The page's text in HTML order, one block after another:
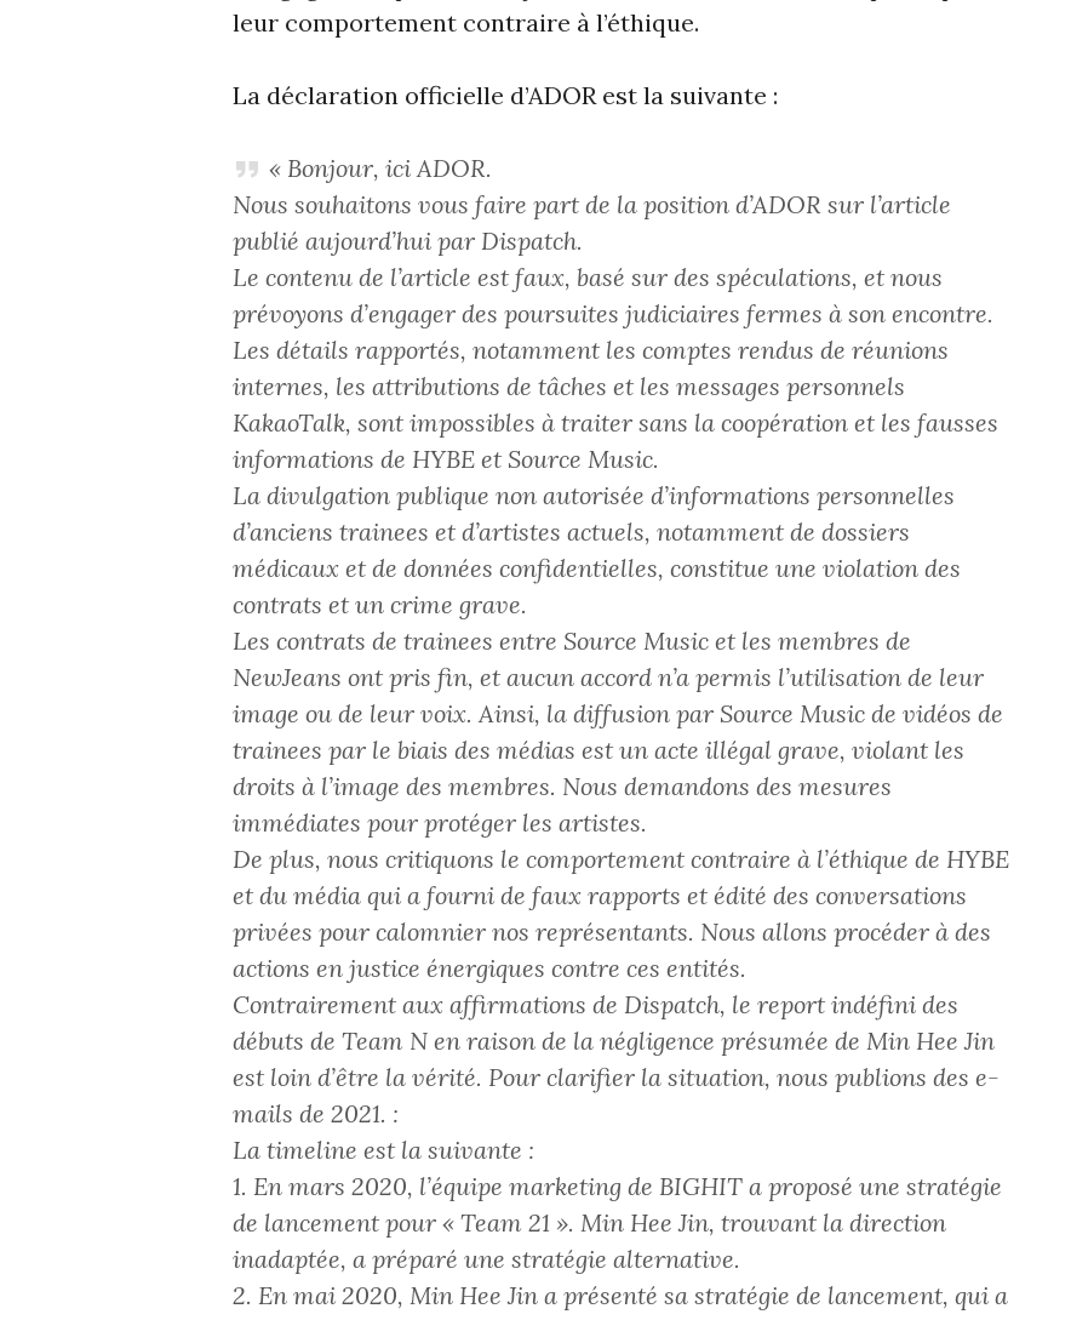
leur comportement contraire à l’éthique.
La déclaration officielle d’ADOR est la suivante :
« Bonjour, ici ADOR.
Nous souhaitons vous faire part de la position d’ADOR sur l’article
publié aujourd’hui par Dispatch.
Le contenu de l’article est faux, basé sur des spéculations, et nous
prévoyons d’engager des poursuites judiciaires fermes à son encontre.
Les détails rapportés, notamment les comptes rendus de réunions
internes, les attributions de tâches et les messages personnels
KakaoTalk, sont impossibles à traiter sans la coopération et les fausses
informations de HYBE et Source Music.
La divulgation publique non autorisée d’informations personnelles
d’anciens trainees et d’artistes actuels, notamment de dossiers
médicaux et de données confidentielles, constitue une violation des
contrats et un crime grave.
Les contrats de trainees entre Source Music et les membres de
NewJeans ont pris fin, et aucun accord n’a permis l’utilisation de leur
image ou de leur voix. Ainsi, la diffusion par Source Music de vidéos de
trainees par le biais des médias est un acte illégal grave, violant les
droits à l’image des membres. Nous demandons des mesures
immédiates pour protéger les artistes.
De plus, nous critiquons le comportement contraire à l’éthique de HYBE
et du média qui a fourni de faux rapports et édité des conversations
privées pour calomnier nos représentants. Nous allons procéder à des
actions en justice énergiques contre ces entités.
Contrairement aux affirmations de Dispatch, le report indéfini des
débuts de Team N en raison de la négligence présumée de Min Hee Jin
est loin d’être la vérité. Pour clarifier la situation, nous publions des e-
mails de 2021. :
La timeline est la suivante :
1. En mars 2020, l’équipe marketing de BIGHIT a proposé une stratégie
de lancement pour « Team 21 ». Min Hee Jin, trouvant la direction
inadaptée, a préparé une stratégie alternative.
2. En mai 2020, Min Hee Jin a présenté sa stratégie de lancement, qui a